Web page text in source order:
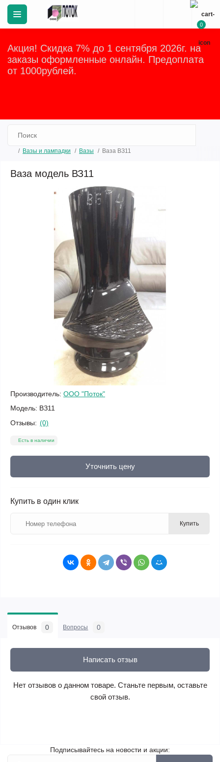
Акция! Скидка 7% до 1 сентября 2026г. на
заказы оформленные онлайн. Предоплата
от 1000рублей.
0
Вазы и лампадки Вазы Ваза ВЗ11
Ваза модель ВЗ11
Производитель: ООО "Поток"
Модель: ВЗ11
Отзывы: (0)
Есть в наличии
Уточнить цену
Купить в один клик
Купить
Отзывов 0 Вопросы 0
Написать отзыв
Нет отзывов о данном товаре. Станьте первым, оставьте
свой отзыв.
Подписывайтесь на новости и акции: